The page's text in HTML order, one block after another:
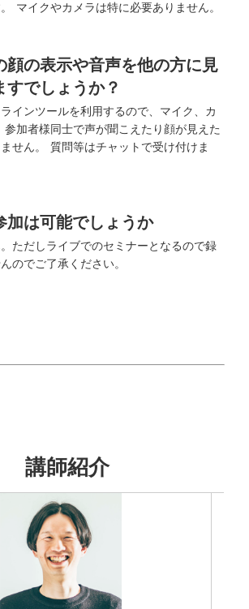
マイクやカメラは特に必要ありません。
顔の表示や音声を他の方に見
すでしょうか？
インツールを利用するので、マイク、カ
参加者様同士で声が聞こえたり顔が見えた
せん。 質問等はチャットで受け付けま
加は可能でしょうか
ただしライブでのセミナーとなるので録
のでご了承ください。
講師紹介